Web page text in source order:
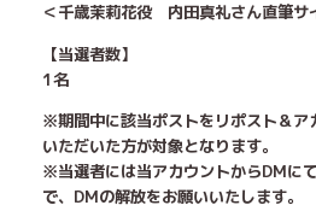
＜千歳茉莉花役 内田真礼さん直筆サ
【当選者数】
1名
※期間中に該当ポストをリポスト＆ア
いただいた方が対象となります。
※当選者には当アカウントからDMに
で、DMの解放をお願いいたします。